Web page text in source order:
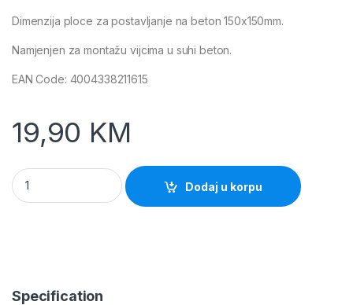
Dimenzija ploce za postavljanje na beton 150x150mm.
Namjenjen za montažu vijcima u suhi beton.
EAN Code: 4004338211615
19,90 KM
Nosač grede 91mm Čaša quantity
Dodaj u korpu
Specification